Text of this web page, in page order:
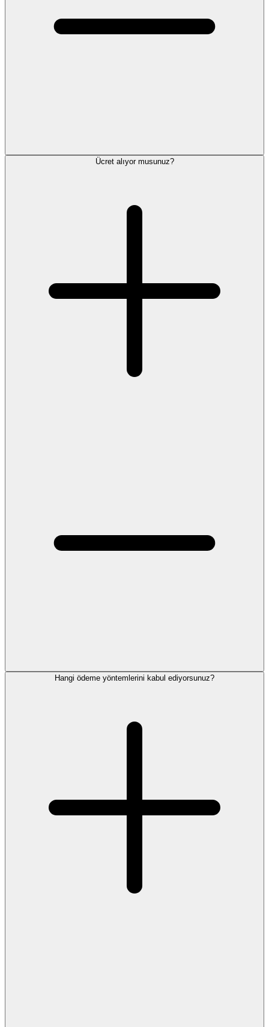
Ücret alıyor musunuz?
Hangi ödeme yöntemlerini kabul ediyorsunuz?